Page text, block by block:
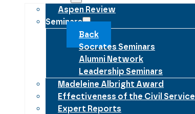
Aspen Review
Seminars
Back
Socrates Seminars
Alumni Network
Leadership Seminars
Madeleine Albright Award
Effectiveness of the Civil Service
Expert Reports